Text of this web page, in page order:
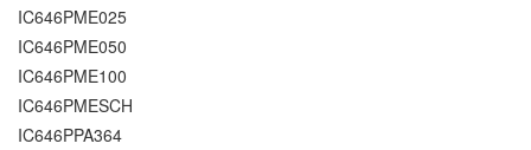
IC646PME025
IC646PME050
IC646PME100
IC646PMESCH
IC646PPA364